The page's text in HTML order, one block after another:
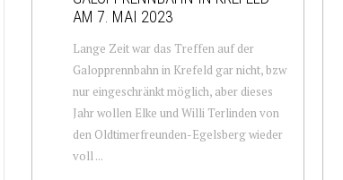
AM 7. MAI 2023
Lange Zeit war das Treffen auf der
Galopprennbahn in Krefeld gar nicht, bzw
nur eingeschränkt möglich, aber dieses
Jahr wollen Elke und Willi Terlinden von
den Oldtimerfreunden-Egelsberg wieder
voll ...